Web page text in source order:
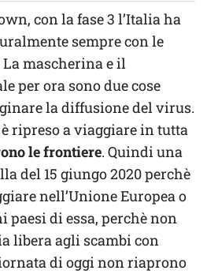
con la fase 3 l’Italia ha
sempre con le
mascherina e il
per ora sono due cose
la diffusione del virus.
ripreso a viaggiare in tutta
le frontiere. Quindi una
del 15 giungo 2020 perchè
nell’Unione Europea o
paesi di essa, perchè non
libera agli scambi con
di oggi non riaprono